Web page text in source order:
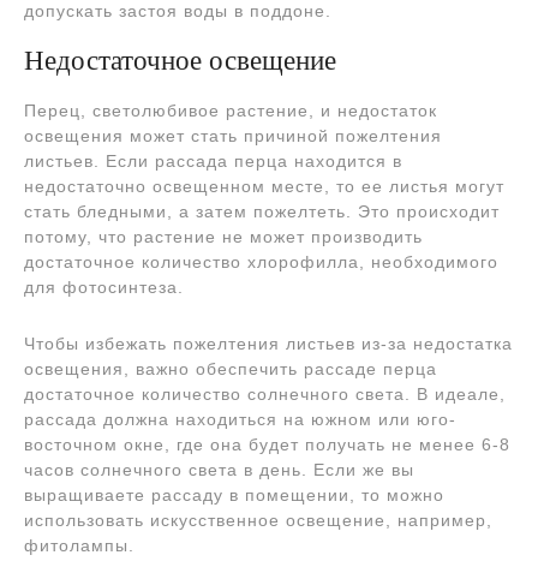
допускать застоя воды в поддоне.
Недостаточное освещение
Перец, светолюбивое растение, и недостаток
освещения может стать причиной пожелтения
листьев. Если рассада перца находится в
недостаточно освещенном месте, то ее листья могут
стать бледными, а затем пожелтеть. Это происходит
потому, что растение не может производить
достаточное количество хлорофилла, необходимого
для фотосинтеза.
Чтобы избежать пожелтения листьев из-за недостатка
освещения, важно обеспечить рассаде перца
достаточное количество солнечного света. В идеале,
рассада должна находиться на южном или юго-
восточном окне, где она будет получать не менее 6-8
часов солнечного света в день. Если же вы
выращиваете рассаду в помещении, то можно
использовать искусственное освещение, например,
фитолампы.